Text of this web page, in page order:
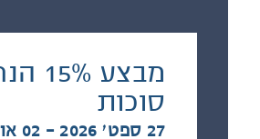
מבצע
סוכות
27 ספט׳